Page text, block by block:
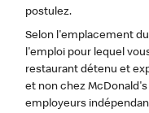
postulez.
Selon l'emplacement
l'emploi pour lequel
restaurant détenu et
et non chez
employeurs